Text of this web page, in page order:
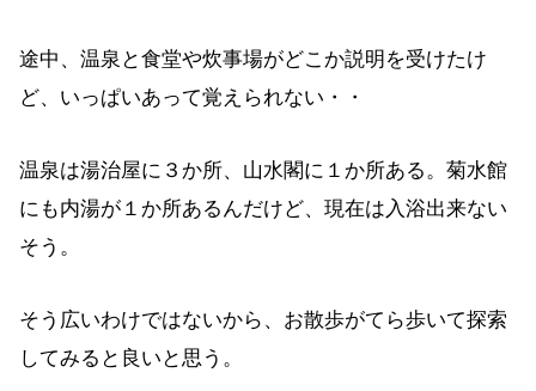
途中、温泉と食堂や炊事場がどこか説明を受けたけ
ど、いっぱいあって覚えられない・・
温泉は湯治屋に３か所、山水閣に１か所ある。菊水館
にも内湯が１か所あるんだけど、現在は入浴出来ない
そう。
そう広いわけではないから、お散歩がてら歩いて探索
してみると良いと思う。